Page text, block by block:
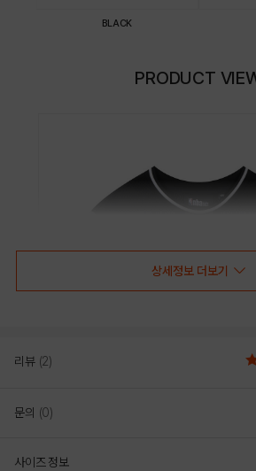
BLACK
PRODUCT
상세정보 더보기
리뷰 (2)
문의 (0)
사이즈 정보